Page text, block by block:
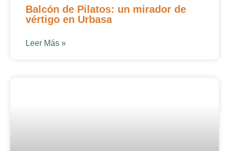
Balcón de Pilatos: un mirador de
vértigo en Urbasa
Leer Más »